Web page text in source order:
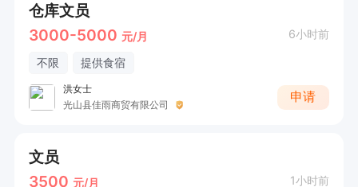
仓库文员
3000-5000 元/月 6小时前
不限 提供食宿
洪女士
光山县佳雨商贸有限公司
申请
文员
3500 元/月 1小时前